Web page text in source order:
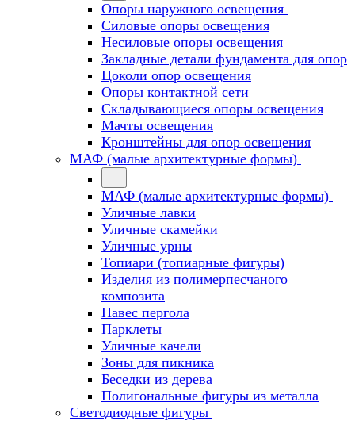
Опоры наружного освещения
Силовые опоры освещения
Несиловые опоры освещения
Закладные детали фундамента для опор
Цоколи опор освещения
Опоры контактной сети
Cкладывающиеся опоры освещения
Мачты освещения
Кронштейны для опор освещения
МАФ (малые архитектурные формы)
МАФ (малые архитектурные формы)
Уличные лавки
Уличные скамейки
Уличные урны
Топиари (топиарные фигуры)
Изделия из полимерпесчаного
композита
Навес пергола
Парклеты
Уличные качели
Зоны для пикника
Беседки из дерева
Полигональные фигуры из металла
Светодиодные фигуры